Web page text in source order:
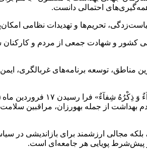
احتمالی دانست.
تحریم‌ها و تهدیدات نظامی
کشور و شهادت جمعی از مردم و کارکنان
توسعه برنامه‌های غربالگری،
از جمله بهورزان، مراقبین
مجالی ارزشمند برای بازاندیشی در
و پیش‌شرط پویایی هر جامعه‌ای است.